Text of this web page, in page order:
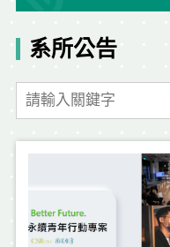
系所公告